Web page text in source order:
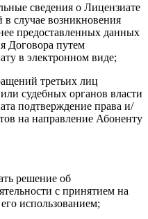
сведения о Лицензиате
случае возникновения
предоставленных данных
Договора путем
в электронном виде;
третьих лиц
судебных органов власти
подтверждение права и/
на направление Абоненту
решение об
с принятием на
использованием;